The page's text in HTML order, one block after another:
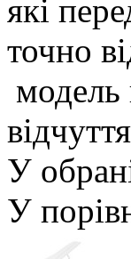
які
точно
модель
У
У